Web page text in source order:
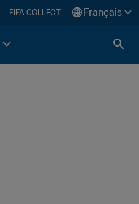
FIFA COLLECT Français